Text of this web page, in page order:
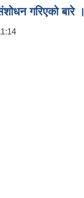
गरिएको बारे ।